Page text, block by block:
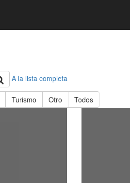
A la lista completa
Turismo Otro Todos